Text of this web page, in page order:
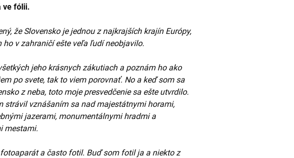
ve fólii.
že Slovensko je jednou z najkrajších krajín Európy,
ho v zahraničí ešte veľa ľudí neobjavilo.
jeho krásnych zákutiach a poznám ho ako
po svete, tak to viem porovnať. No a keď som sa
z neba, toto moje presvedčenie sa ešte utvrdilo.
strávil vznášaním sa nad majestátnymi horami,
jazerami, monumentálnymi hradmi a
mestami.
a často fotil. Buď som fotil ja a niekto z